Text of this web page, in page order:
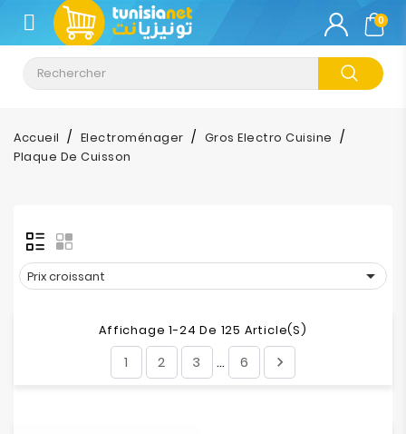
CATÉGORIE
Climatisation
Informatique
Impression
0
Accueil Electroménager
Gros Electro Cuisine
Plaque De Cuisson
Prix croissant 
Affichage 1-24 De 125 Article(s)
1 2 3 … 6 